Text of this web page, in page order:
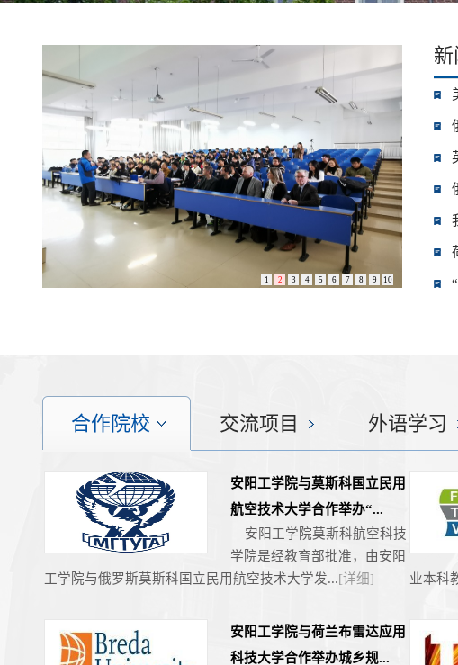
1 2 3 4 5 6 7 8 9 10
合作院校 交流项目 外语学习
安阳工学院与莫斯科国立民用
航空技术大学合作举办“...
安阳工学院莫斯科航空科技
学院是经教育部批准，由安阳
工学院与俄罗斯莫斯科国立民用航空技术大学发...[详细]
业本科
安阳工学院与荷兰布雷达应用
科技大学合作举办城乡规...